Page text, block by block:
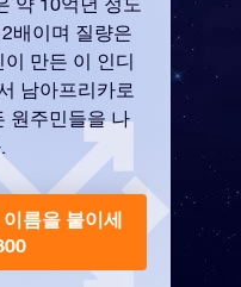
배이며 질량은
만든 이 인디
남아프리카로
원주민들을 나
름을 붙이세